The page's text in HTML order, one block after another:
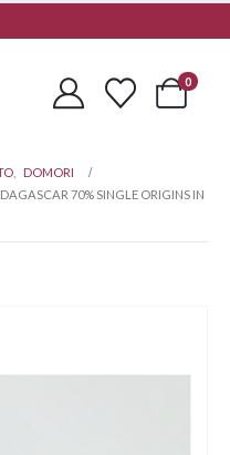
0
DOMORI
70% SINGLE ORIGINS IN